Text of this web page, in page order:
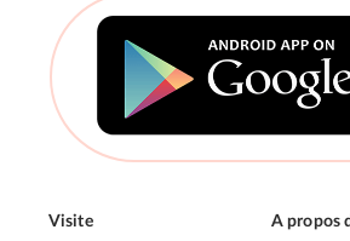
Visite A propos